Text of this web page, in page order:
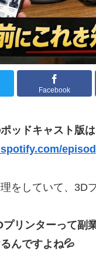
Facebook
ッドキャスト版
をしていて、3D
プリンターって
んですよね💦